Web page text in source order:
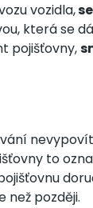
vozidla,
která se
pojišťovny,
to
než později.